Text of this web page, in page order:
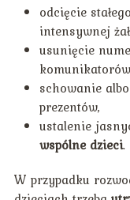
odcięcie
intensywnej
usunięcie
schowanie
prezentów,
ustalenie
wspólne dzieci.
W przypadku